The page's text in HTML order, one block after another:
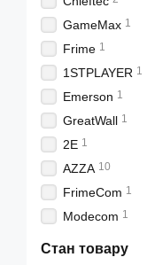
GameMax 1
Frime 1
1STPLAYER 1
Emerson 1
GreatWall 1
2E 1
AZZA 10
FrimeCom 1
Modecom 1
Стан товару